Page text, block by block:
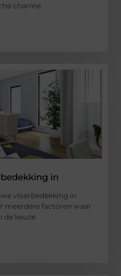
charme
in
vloerbedekking in
meerdere factoren waar
de keuze